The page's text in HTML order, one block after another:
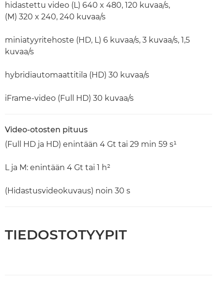
hidastettu video (L) 640 x 480, 120 kuvaa/s,
(M) 320 x 240, 240 kuvaa/s
miniatyyritehoste (HD, L) 6 kuvaa/s, 3 kuvaa/s, 1,5
kuvaa/s
hybridiautomaattitila (HD) 30 kuvaa/s
iFrame-video (Full HD) 30 kuvaa/s
Video-otosten pituus
(Full HD ja HD) enintään 4 Gt tai 29 min 59 s¹
L ja M: enintään 4 Gt tai 1 h²
(Hidastusvideokuvaus) noin 30 s
TIEDOSTOTYYPIT